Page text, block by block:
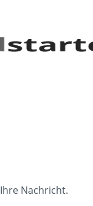
Nachricht.